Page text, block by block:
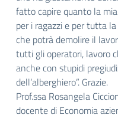
fatto capire quanto la
per i ragazzi e per tutta
che potrà demolire il
tutti gli operatori, lavoro
anche con stupidi
dell’alberghiero”. Grazie.
Prof.ssa Rosangela
docente di Economia